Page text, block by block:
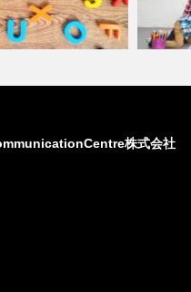
Jo…
そ！Joll…
株式会社